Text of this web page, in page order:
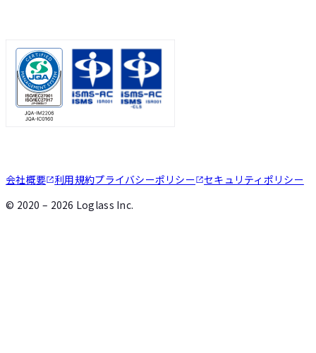
会社概要 利用規約プライバシーポリシー
セキュリティポリシー
© 2020 – 2026 Loglass Inc.